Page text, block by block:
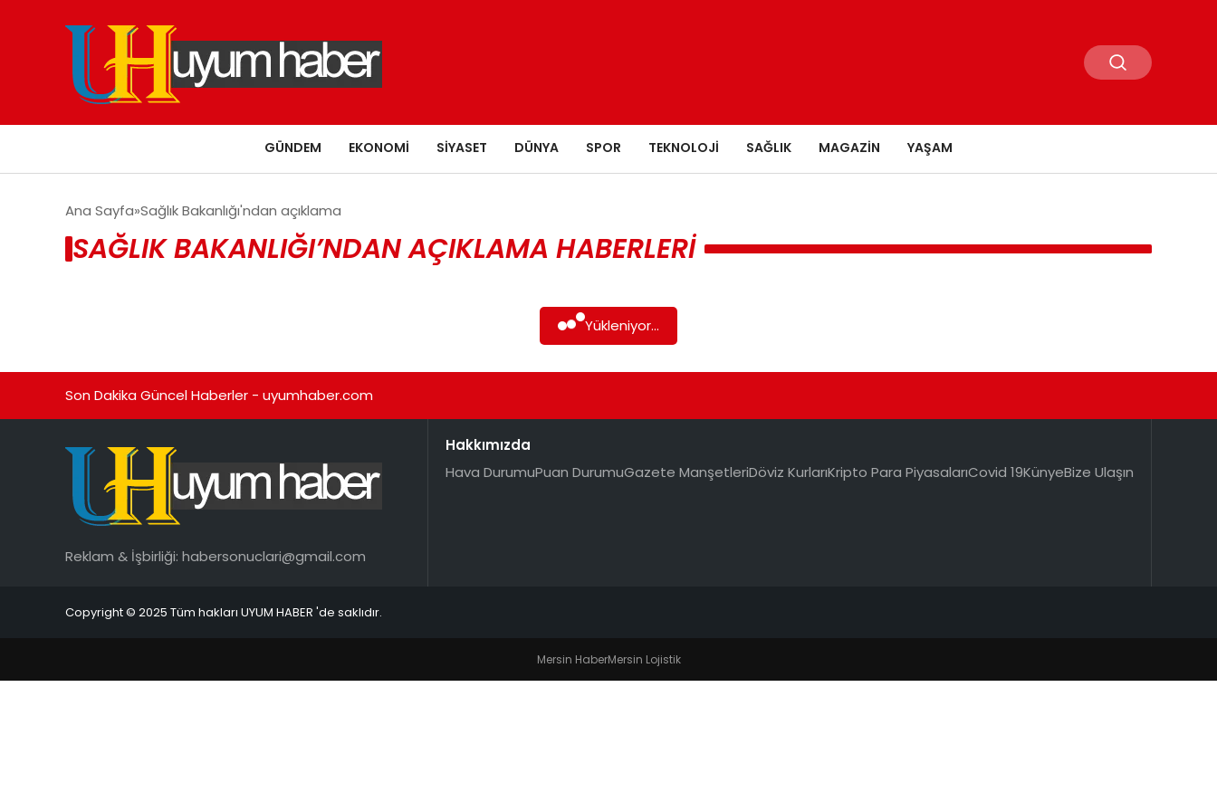
GÜNDEM EKONOMI SIYASET DÜNYA SPOR TEKNOLOJI SAĞLIK MAGAZIN YAŞAM
Ana Sayfa Sağlık Bakanlığı'ndan açıklama
SAĞLIK BAKANLIĞI’NDAN AÇIKLAMA HABERLERI
Yükleniyor...
Son Dakika Güncel Haberler - uyumhaber.com
Reklam & İşbirliği: habersonuclari@gmail.com
Hakkımızda
Hava DurumuPuan DurumuGazete ManşetleriDöviz KurlarıKripto Para PiyasalarıCovid 19KünyeBize Ulaşın
Copyright © 2025 Tüm hakları UYUM HABER 'de saklıdır.
Mersin HaberMersin Lojistik